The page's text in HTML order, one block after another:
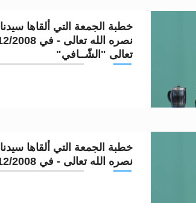
خطبة الجمعة التي ألقاها
تعالى "الشّــافي"
خطبة الجمعة التي ألقاها
نصره الله تعالى - في 12/12/2008م